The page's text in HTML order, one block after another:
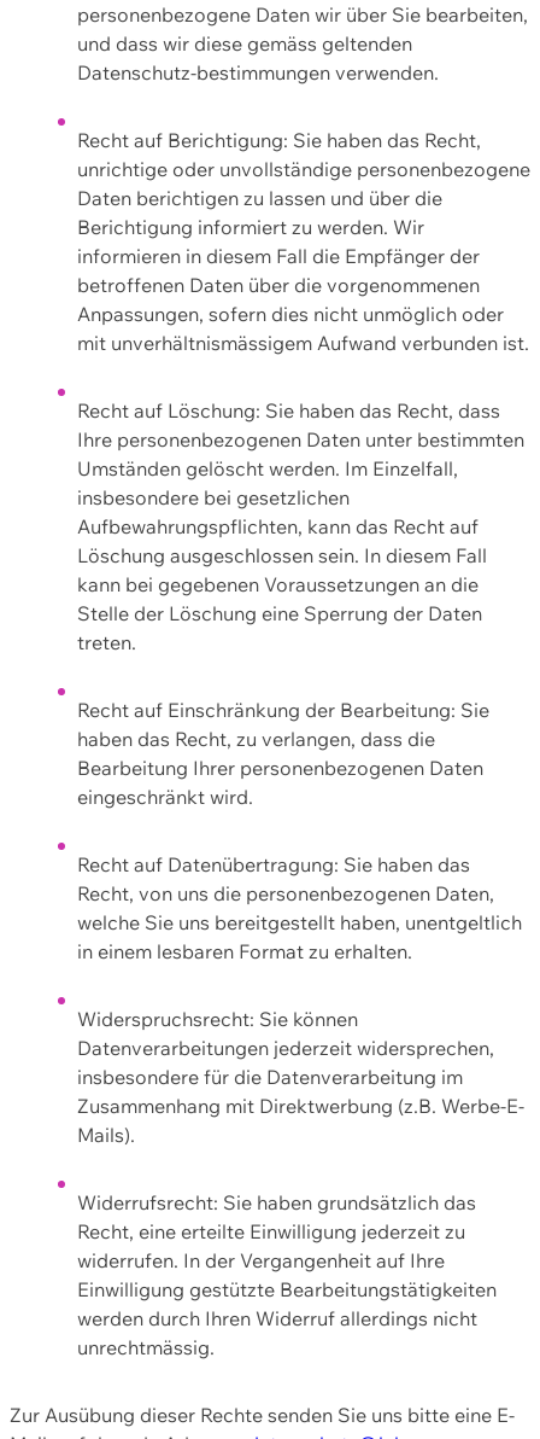
personenbezogene Daten wir über Sie bearbeiten,
und dass wir diese gemäss geltenden
Datenschutz-bestimmungen verwenden.
Recht auf Berichtigung: Sie haben das Recht,
unrichtige oder unvollständige personenbezogene
Daten berichtigen zu lassen und über die
Berichtigung informiert zu werden. Wir
informieren in diesem Fall die Empfänger der
betroffenen Daten über die vorgenommenen
Anpassungen, sofern dies nicht unmöglich oder
mit unverhältnismässigem Aufwand verbunden ist.
Recht auf Löschung: Sie haben das Recht, dass
Ihre personenbezogenen Daten unter bestimmten
Umständen gelöscht werden. Im Einzelfall,
insbesondere bei gesetzlichen
Aufbewahrungspflichten, kann das Recht auf
Löschung ausgeschlossen sein. In diesem Fall
kann bei gegebenen Voraussetzungen an die
Stelle der Löschung eine Sperrung der Daten
treten.
Recht auf Einschränkung der Bearbeitung: Sie
haben das Recht, zu verlangen, dass die
Bearbeitung Ihrer personenbezogenen Daten
eingeschränkt wird.
Recht auf Datenübertragung: Sie haben das
Recht, von uns die personenbezogenen Daten,
welche Sie uns bereitgestellt haben, unentgeltlich
in einem lesbaren Format zu erhalten.
Widerspruchsrecht: Sie können
Datenverarbeitungen jederzeit widersprechen,
insbesondere für die Datenverarbeitung im
Zusammenhang mit Direktwerbung (z.B. Werbe-E-
Mails).
Widerrufsrecht: Sie haben grundsätzlich das
Recht, eine erteilte Einwilligung jederzeit zu
widerrufen. In der Vergangenheit auf Ihre
Einwilligung gestützte Bearbeitungstätigkeiten
werden durch Ihren Widerruf allerdings nicht
unrechtmässig.
Zur Ausübung dieser Rechte senden Sie uns bitte eine E-